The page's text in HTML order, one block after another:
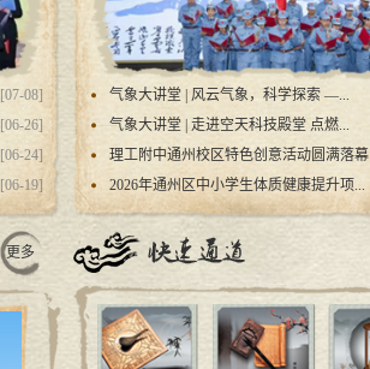
[07-08]
[06-26]
[06-24]
[06-19]
气象大讲堂 | 风云气象，科学探索 —...
气象大讲堂 | 走进空天科技殿堂 点燃...
理工附中通州校区特色创意活动圆满落幕
2026年通州区中小学生体质健康提升项...
更多